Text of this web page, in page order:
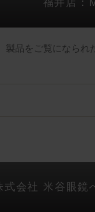
福井店：
品をご覧になられ
式会社 米谷眼鏡